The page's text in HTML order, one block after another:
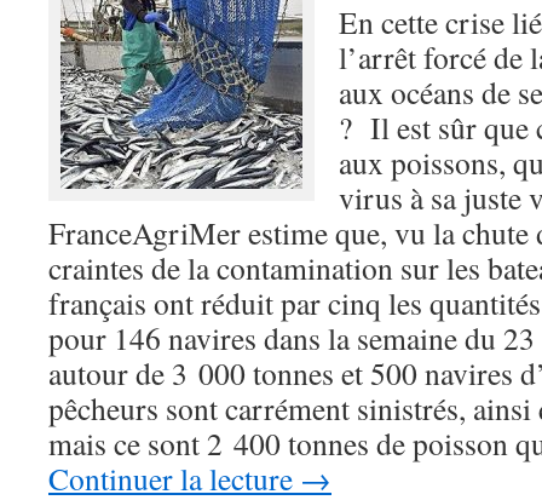
En cette crise
l’arrêt forcé de
aux océans de
? Il est sûr que
aux poissons,
virus à sa juste
FranceAgriMer estime que, vu la chute
craintes de la contamination sur les
français ont réduit par cinq les
pour 146 navires dans la semaine du
autour de 3 000 tonnes et 500 navires
pêcheurs sont carrément sinistrés,
mais ce sont 2 400 tonnes de poisson
Continuer la lecture →